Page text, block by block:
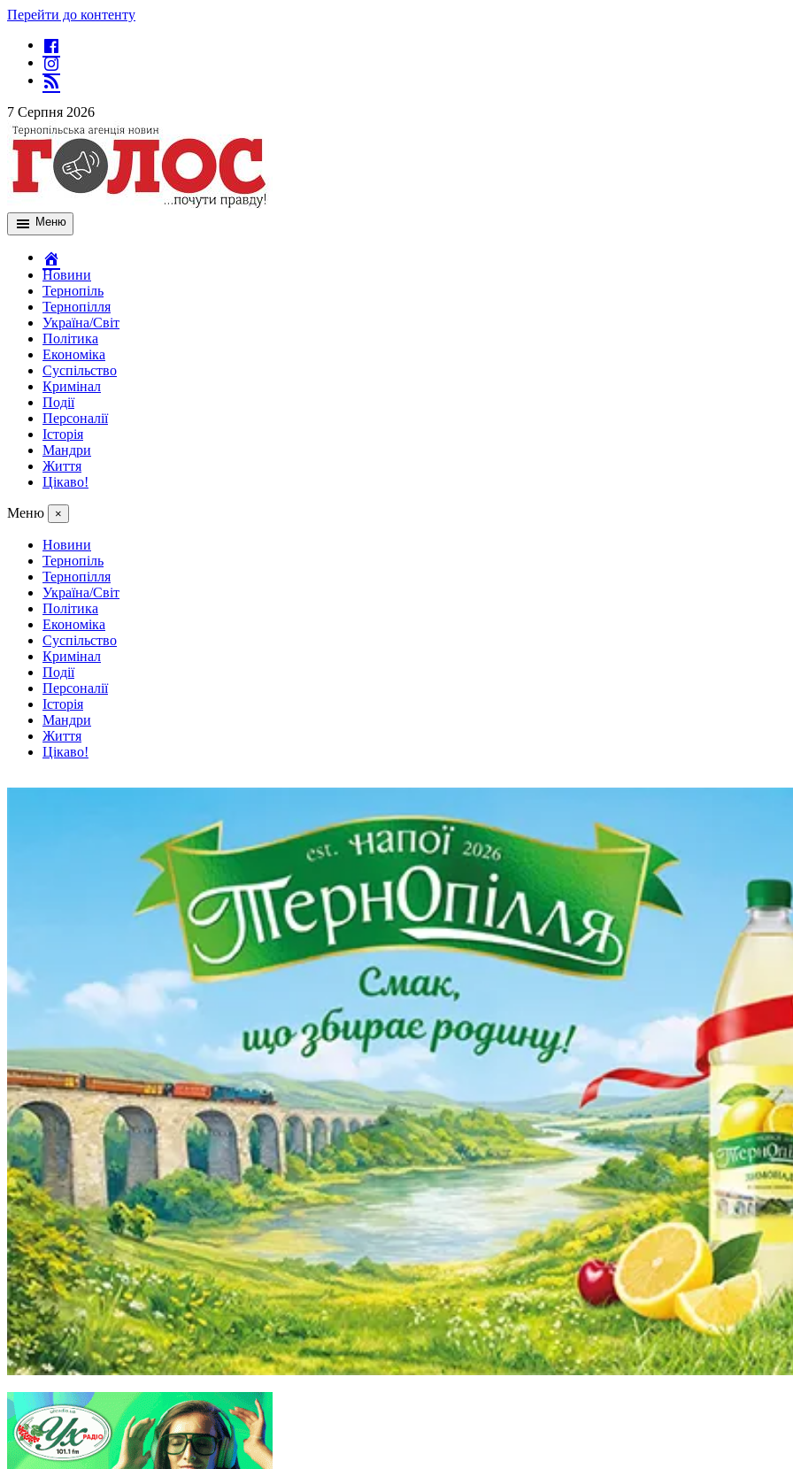
Перейти до контенту
7 Серпня 2026
Меню
Новини
Тернопіль
Тернопілля
Україна/Світ
Політика
Економіка
Суспільство
Кримінал
Події
Персоналії
Історія
Мандри
Життя
Цікаво!
Меню ×
Новини
Тернопіль
Тернопілля
Україна/Світ
Політика
Економіка
Суспільство
Кримінал
Події
Персоналії
Історія
Мандри
Життя
Цікаво!